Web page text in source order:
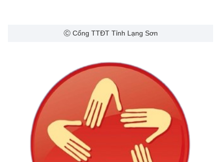
Ⓒ Cổng TTĐT Tỉnh Lạng Sơn